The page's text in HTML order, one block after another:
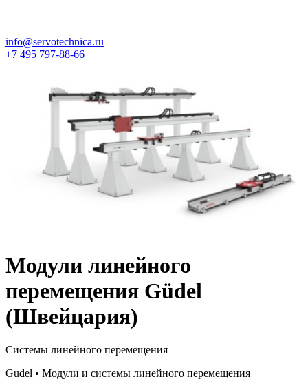
info@servotechnica.ru
+7 495 797-88-66
Модули линейного
перемещения Güdel
(Швейцария)
Системы линейного перемещения
Gudel • Модули и системы линейного перемещения